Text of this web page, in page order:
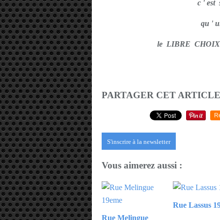
c ' est
qu '
le LIBRE
PARTAGER CET ARTICLE
S'inscrire à la newsletter
Vous aimerez aussi :
Rue Melingue
Rue Lassus